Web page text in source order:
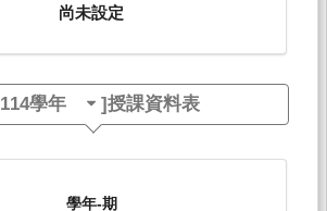
尚未設定
114學年 ]授課資料表
學年-期